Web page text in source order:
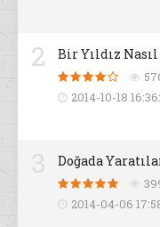
2 Bir Yıldız
2014-10-18
Doğada
2014-04-06